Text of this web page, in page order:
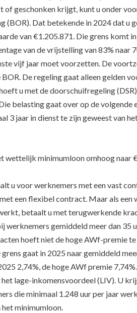
of geschonken krijgt, kunt u onder
(BOR). Dat betekende in 2024 dat u
van €1.205.871. Die grens komt
van de vrijstelling van 83% naar
vijf jaar moet voorzetten. De
De regeling gaat alleen gelden
u met de doorschuifregeling
belasting gaat over op de volgende
3 jaar in dienst te zijn geweest van
wettelijk minimumloon omhoog naar
u voor werknemers met een vast
een flexibel contract. Maar als een
betaalt u met terugwerkende
gemiddeld meer dan 35
hoeft niet de hoge AWf-premie
gaat in 2025 naar gemiddeld
2,74%, de hoge AWf premie 7,74%.
lage-inkomensvoordeel (LIV). U
die minimaal 1.248 uur per jaar
het minimumloon.